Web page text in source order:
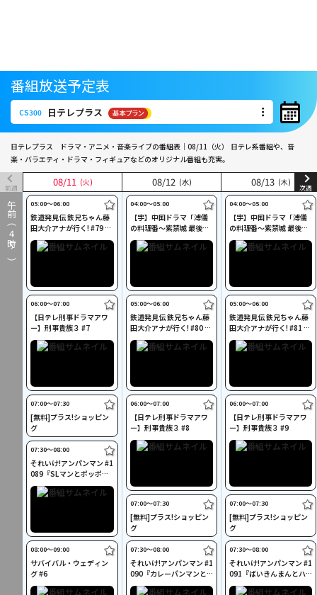
番組放送予定表
CS300 日テレプラス
CS300 日テレプラス
日テレプラス ドラマ・アニメ・音楽ライブの番組表｜08/11（火）
日テレ系番組や、音
楽・バラエティ・ドラマ・フィギュアなどのオリジナル番組も充実。
08/11 (火) 08/12 (水) 08/13 (木)
前週 次週
午前（
4
時～）
08/11 (火) 08/12 (水) 08/13 (木)
05:00〜06:00
鉄道発見伝 鉄兄ちゃん藤
田大介アナが行く! #79 房
総を走る特急列車に乗っ
て
06:00〜07:00
【日テレ刑事ドラマアワ
ー】刑事貴族３ #7
07:00〜07:30
[無料]プラス!ショッピン
グ
07:30〜08:00
それいけ!アンパンマン #1
089『SLマンとポッポち
ゃん』ほか
08:00〜09:00
サバイバル・ウェディン
グ #6
04:00〜05:00
【字】中国ドラマ「溥儀
の料理番～紫禁城 最後の
日々」 #37
05:00〜06:00
鉄道発見伝 鉄兄ちゃん藤
田大介アナが行く! #80 再
会SP
06:00〜07:00
【日テレ刑事ドラマアワ
ー】刑事貴族３ #8
07:00〜07:30
[無料]プラス!ショッピン
グ
07:30〜08:00
それいけ!アンパンマン #1
090『カレーパンマンと
ピーマントリオ』ほか
04:00〜05:00
【字】中国ドラマ「溥儀
の料理番～紫禁城 最後の
日々」 #38
05:00〜06:00
鉄道発見伝 鉄兄ちゃん藤
田大介アナが行く! #81 北
海道・ＪＲ宗谷本線(前
編)
06:00〜07:00
【日テレ刑事ドラマアワ
ー】刑事貴族３ #9
07:00〜07:30
[無料]プラス!ショッピン
グ
07:30〜08:00
それいけ!アンパンマン #1
091『ばいきんまんとハ
イビスちゃん』ほか